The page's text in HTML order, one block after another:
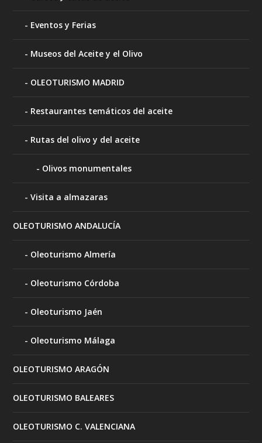
Eventos y Ferias
Museos del Aceite y el Olivo
OLEOTURISMO MADRID
Restaurantes temáticos del aceite
Rutas del olivo y del aceite
Olivos monumentales
Visita a almazaras
OLEOTURISMO ANDALUCÍA
Oleoturismo Almería
Oleoturismo Córdoba
Oleoturismo Jaén
Oleoturismo Málaga
OLEOTURISMO ARAGÓN
OLEOTURISMO BALEARES
OLEOTURISMO C. VALENCIANA